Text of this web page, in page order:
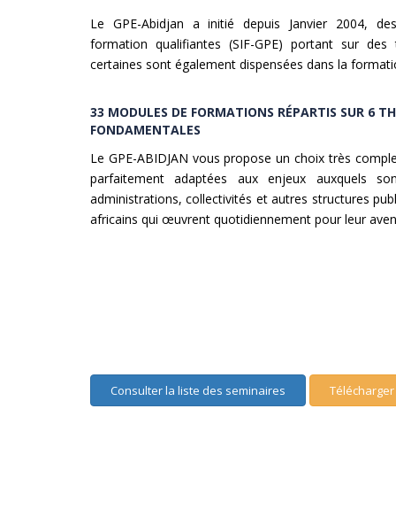
Le GPE-Abidjan a initié depuis Janvier 2004,
formation qualifiantes (SIF-GPE) portant sur
certaines sont également dispensées dans la
33 MODULES DE FORMATIONS RÉPARTIS SUR 6
FONDAMENTALES
Le GPE-ABIDJAN vous propose un choix très
parfaitement adaptées aux enjeux auxquels
administrations, collectivités et autres structures
africains qui œuvrent quotidiennement pour leur
Consulter la liste des seminaires